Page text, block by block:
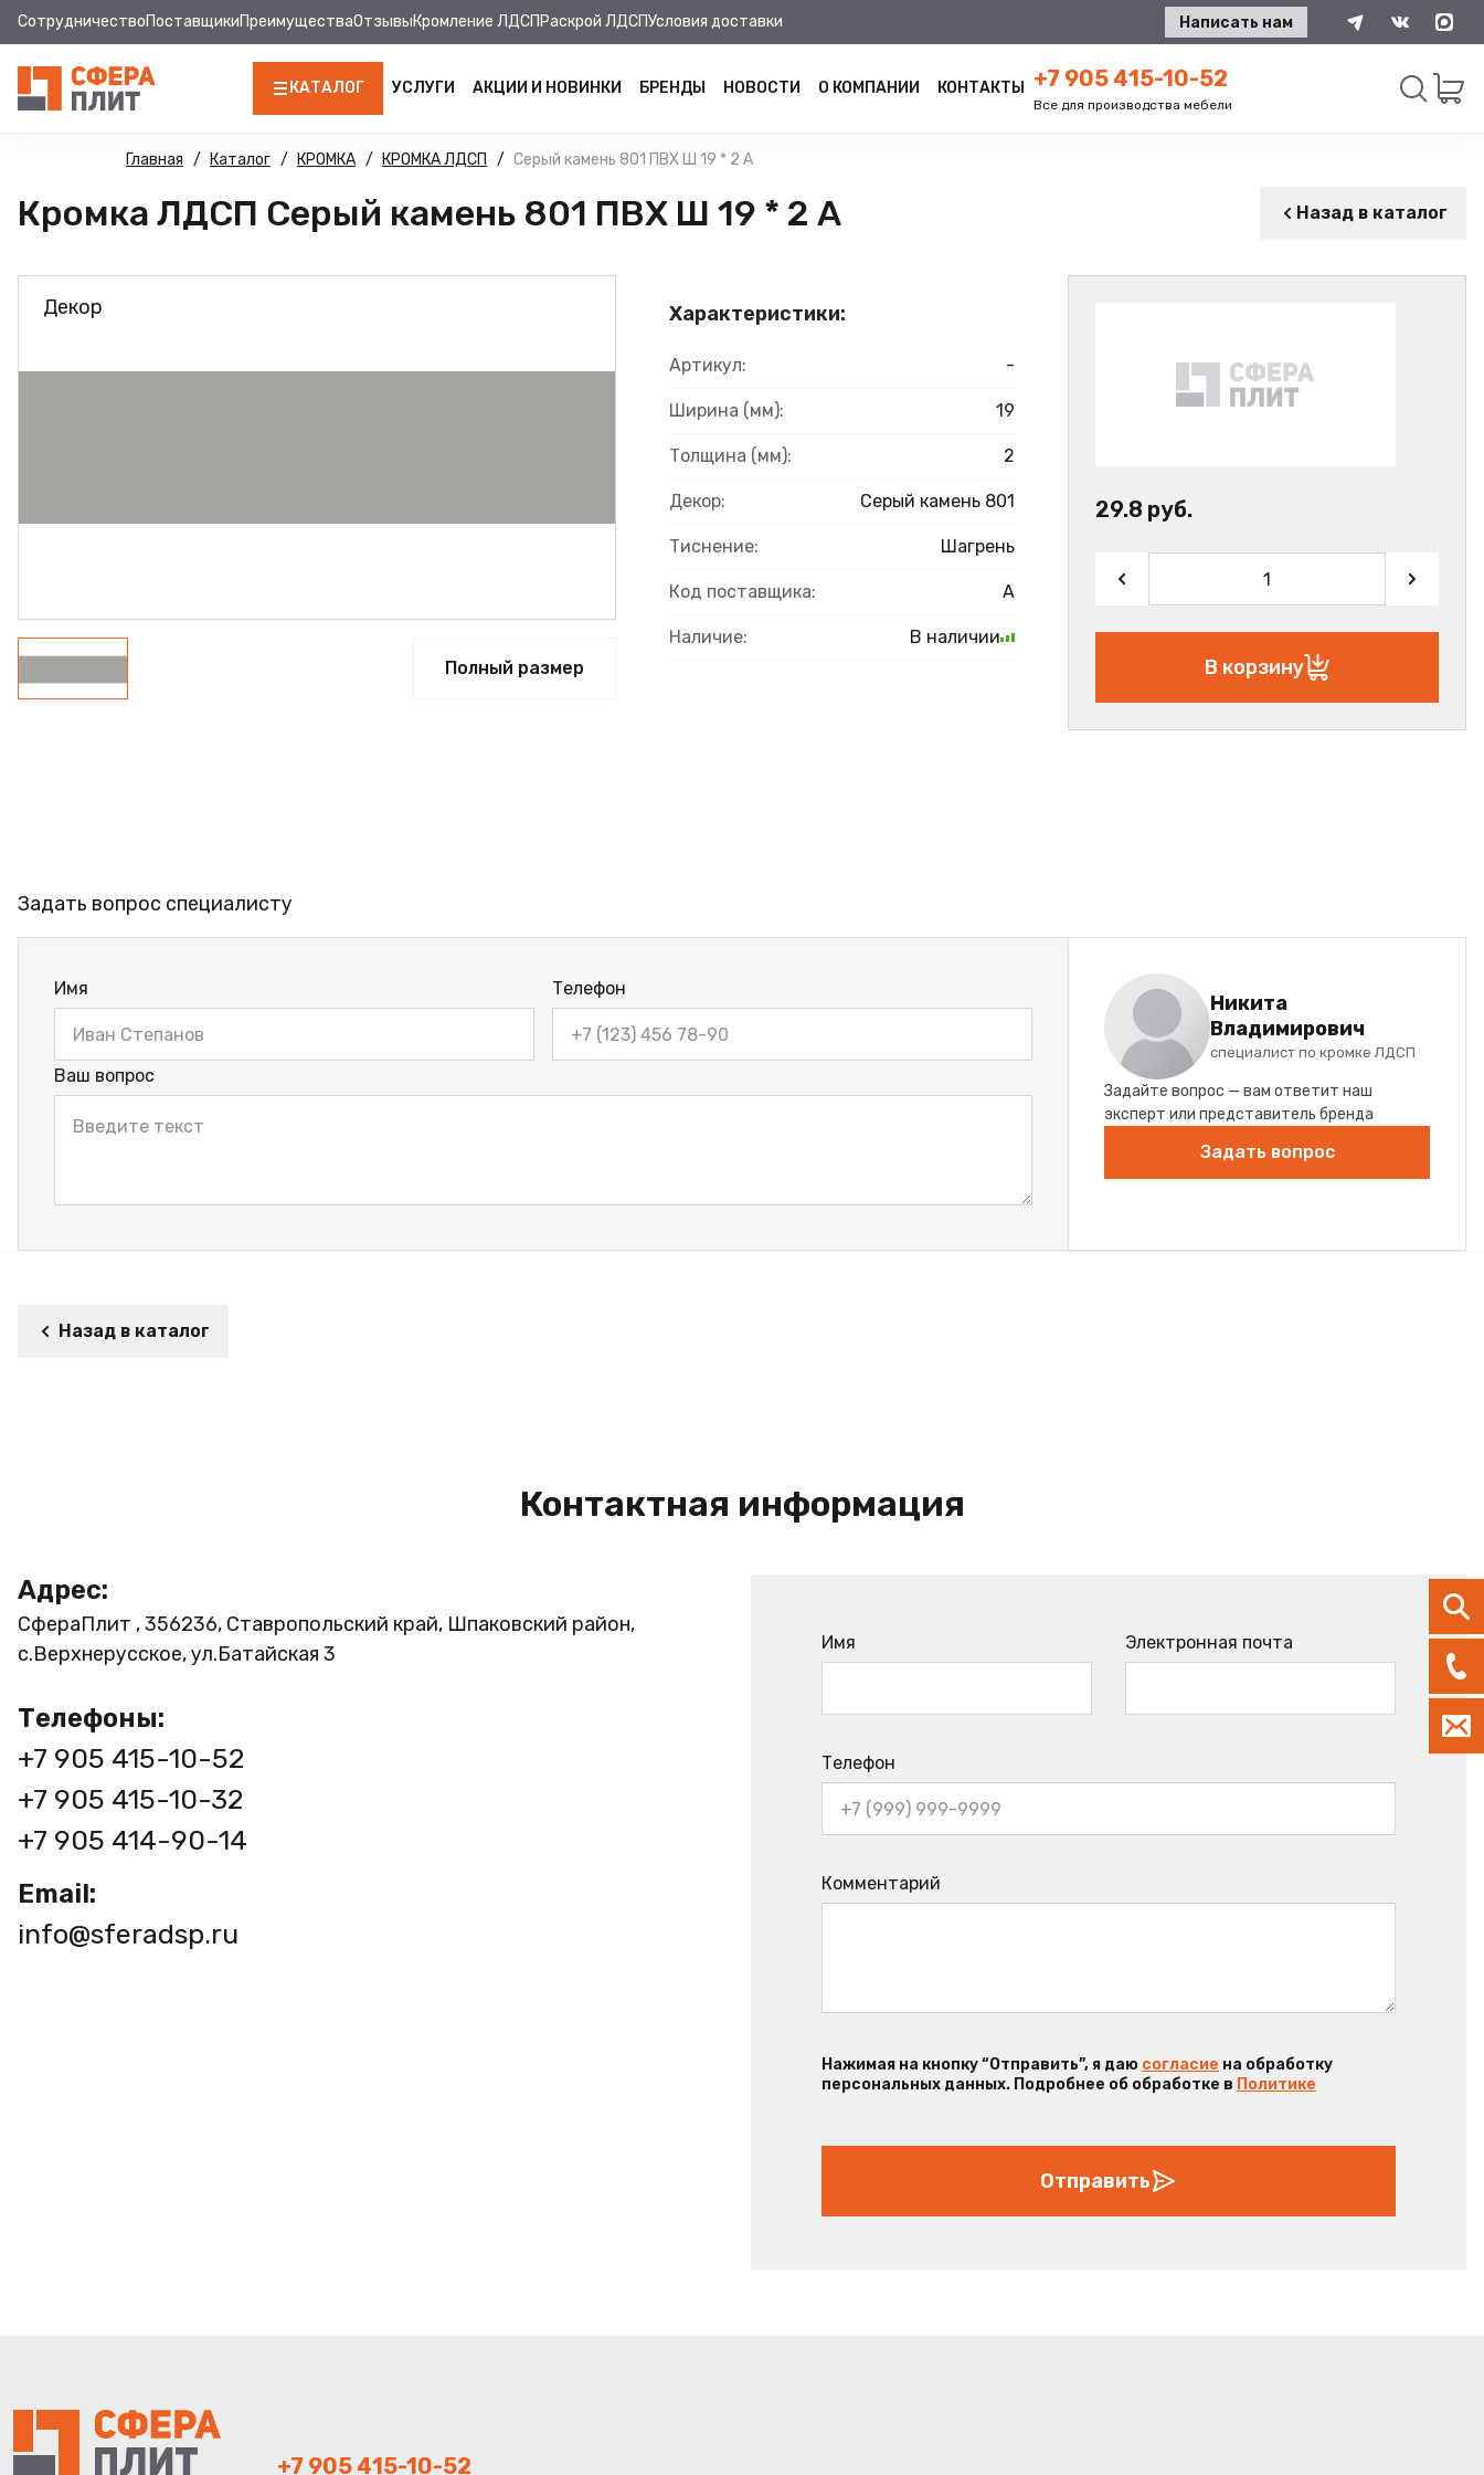
СотрудничествоПоставщикиПреимуществаОтзывыКромление ЛДСП Раскрой ЛДСПУсловия доставки Написать нам
КАТАЛОГ
ЛДСП
КРОМКА
УСЛУГИ АКЦИИ И НОВИНКИ БРЕНДЫ НОВОСТИ О КОМПАНИИ КОНТАКТЫ +7 905 415-10-52
Все для производства мебели
Главная Каталог КРОМКА КРОМКА ЛДСП Серый камень 801 ПВХ Ш 19 * 2 А
Кромка ЛДСП Серый камень 801 ПВХ Ш 19 * 2 А Назад в каталог
Декор
Полный размер
Характеристики:
Артикул: -
Ширина (мм): 19
Толщина (мм): 2
Декор: Серый камень 801
Тиснение: Шагрень
Код поставщика: А
Наличие: В наличии
29.8 руб.
В корзину
Задать вопрос специалисту
Имя Телефон
Ваш вопрос
Никита
Владимирович
специалист по кромке ЛДСП
Задайте вопрос — вам ответит наш
эксперт или представитель бренда
Задать вопрос
Назад в каталог
Контактная информация
Адрес:
СфераПлит , 356236, Ставропольский край, Шпаковский район,
с.Верхнерусское, ул.Батайская 3
Телефоны:
+7 905 415-10-52
+7 905 415-10-32
+7 905 414-90-14
Email:
info@sferadsp.ru
Имя Электронная почта
Телефон
Комментарий
Нажимая на кнопку “Отправить”, я даю согласие на обработку
персональных данных. Подробнее об обработке в Политике
Отправить
+7 905 415-10-52